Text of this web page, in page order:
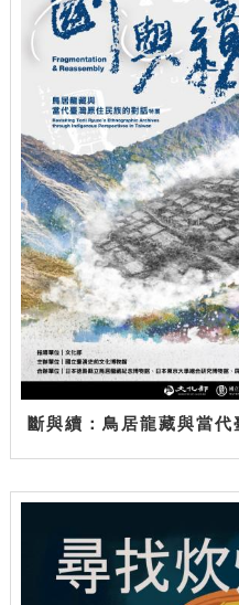
斷與續：鳥居龍藏與當